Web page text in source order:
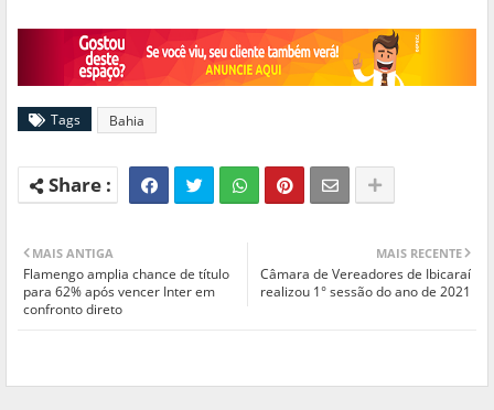
Tags Bahia
MAIS RECENTE
Câmara de Vereadores de Ibicaraí
realizou 1° sessão do ano de 2021
MAIS ANTIGA
Flamengo amplia chance de título
para 62% após vencer Inter em
confronto direto